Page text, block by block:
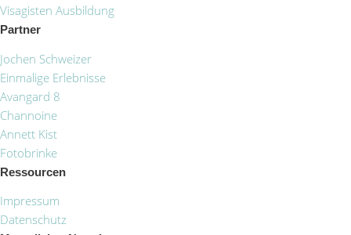
Visagisten Ausbildung
Partner
Jochen Schweizer
Einmalige Erlebnisse
Avangard 8
Channoine
Annett Kist
Fotobrinke
Ressourcen
Impressum
Datenschutz